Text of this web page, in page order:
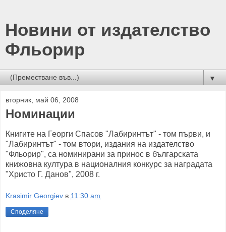
Новини от издателство
Фльорир
▼
вторник, май 06, 2008
Номинации
Книгите на Георги Спасов "Лабиринтът" - том първи, и
"Лабиринтът" - том втори, издания на издателство
"Фльорир", са номинирани за принос в българската
книжовна култура в националния конкурс за наградата
"Христо Г. Данов", 2008 г.
Krasimir Georgiev в 11:30 am
Споделяне